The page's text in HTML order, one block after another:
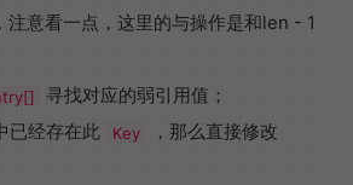
注意看一点，这里的与操作是和len - 1
寻找对应的弱引用值；
已经存在此 Key ，那么直接修改